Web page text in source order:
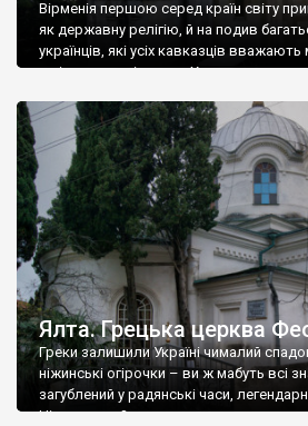
Вірменія першою серед країн світу
як державну релігію, й на подив
українців, які усіх кавказців
є відданими вірянами Христа
Ялта. Грецька церква
Греки залишили Україні чималий
ніжинські огірочки – ви ж мабуть всі
загублений у радянські часи,
Ніжин греки?